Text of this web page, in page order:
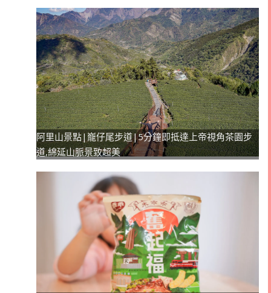
阿里山景點|巃仔尾步道|5分鐘即抵達上帝視角茶園步
道,綿延山脈景致超美